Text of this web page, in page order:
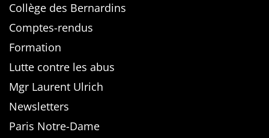
Collège des Bernardins
Comptes-rendus
Formation
Lutte contre les abus
Mgr Laurent Ulrich
Newsletters
Paris Notre-Dame